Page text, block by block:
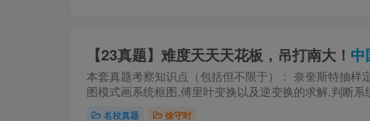
【23真题】难度天天天花板，吊打南大！ 中
本套真题考察知识点（包括但不限于）： 奈奎斯特抽
图模式画系统框图,傅里叶变换以及逆变换的求解,判断
名校真题 徐守时